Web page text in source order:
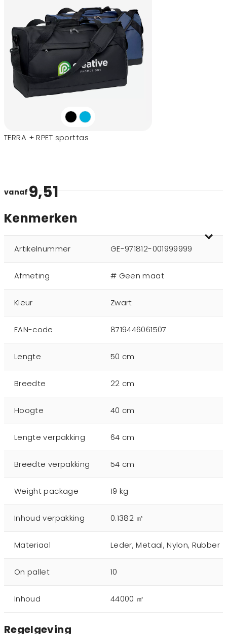
TERRA + RPET sporttas
vanaf 9,51
Kenmerken
Artikelnummer GE-971812-001999999
Afmeting # Geen maat
Kleur Zwart
EAN-code 8719446061507
Lengte 50 cm
Breedte 22 cm
Hoogte 40 cm
Lengte verpakking 64 cm
Breedte verpakking 54 cm
Weight package 19 kg
Inhoud verpakking 0.1382 ㎥
Materiaal Leder, Metaal, Nylon, Rubber
On pallet 10
Inhoud 44000 ㎥
Regelgeving